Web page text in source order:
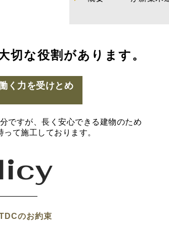
切な役割があります。
く力を受けとめ
ですが、長く安心できる建物のため
て施工しております。
のお約束